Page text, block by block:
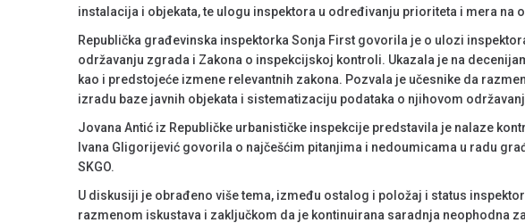
instalacija i objekata, te ulogu inspektora u određivanju prioriteta i mera na
Republička građevinska inspektorka Sonja First govorila je o ulozi
održavanju zgrada i Zakona o inspekcijskoj kontroli. Ukazala je na
kao i predstojeće izmene relevantnih zakona. Pozvala je učesnike da
izradu baze javnih objekata i sistematizaciju podataka o njihovom
Jovana Antić iz Republičke urbanističke inspekcije predstavila je nalaze
Ivana Gligorijević govorila o najčešćim pitanjima i nedoumicama u radu
SKGO.
U diskusiji je obrađeno više tema, između ostalog i položaj i status
razmenom iskustava i zaključkom da je kontinuirana saradnja neophodna